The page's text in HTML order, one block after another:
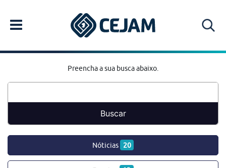
Preencha a sua busca abaixo.
Nóticias 20